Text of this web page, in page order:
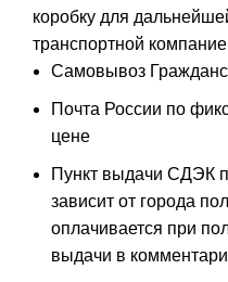
коробку для
транспортной
Самовывоз
Почта России по
цене
Пункт выдачи СДЭК
зависит от города
оплачивается при
выдачи в